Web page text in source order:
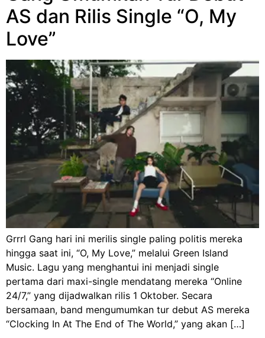
AS dan Rilis Single “O, My
Love”
Grrrl Gang hari ini merilis single paling politis mereka
hingga saat ini, “O, My Love,” melalui Green Island
Music. Lagu yang menghantui ini menjadi single
pertama dari maxi-single mendatang mereka “Online
24/7,” yang dijadwalkan rilis 1 Oktober. Secara
bersamaan, band mengumumkan tur debut AS mereka
“Clocking In At The End of The World,” yang akan […]